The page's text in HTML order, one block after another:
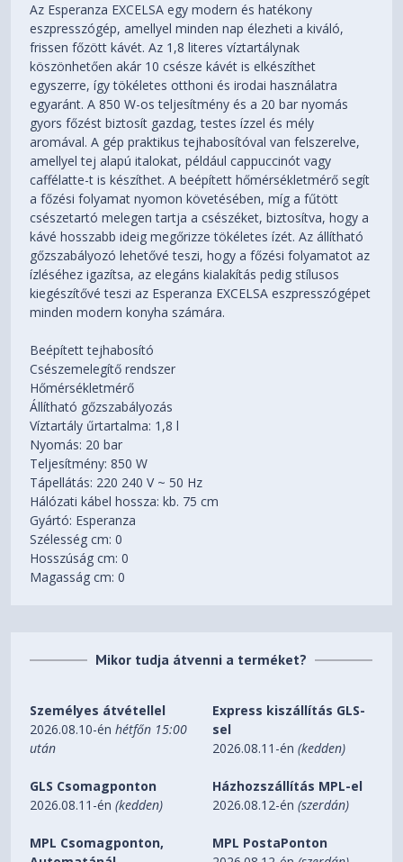
Az Esperanza EXCELSA egy modern és hatékony
eszpresszógép, amellyel minden nap élezheti a kiváló,
frissen főzött kávét. Az 1,8 literes víztartálynak
köszönhetően akár 10 csésze kávét is elkészíthet
egyszerre, így tökéletes otthoni és irodai használatra
egyaránt. A 850 W-os teljesítmény és a 20 bar nyomás
gyors főzést biztosít gazdag, testes ízzel és mély
aromával. A gép praktikus tejhabosítóval van felszerelve,
amellyel tej alapú italokat, például cappuccinót vagy
caffélatte-t is készíthet. A beépített hőmérsékletmérő segít
a főzési folyamat nyomon követésében, míg a fűtött
csészetartó melegen tartja a csészéket, biztosítva, hogy a
kávé hosszabb ideig megőrizze tökéletes ízét. Az állítható
gőzszabályozó lehetővé teszi, hogy a főzési folyamatot az
ízléséhez igazítsa, az elegáns kialakítás pedig stílusos
kiegészítővé teszi az Esperanza EXCELSA eszpresszógépet
minden modern konyha számára.
Beépített tejhabosító
Csészemelegítő rendszer
Hőmérsékletmérő
Állítható gőzszabályozás
Víztartály űrtartalma: 1,8 l
Nyomás: 20 bar
Teljesítmény: 850 W
Tápellátás: 220 240 V ~ 50 Hz
Hálózati kábel hossza: kb. 75 cm
Gyártó: Esperanza
Szélesség cm: 0
Hosszúság cm: 0
Magasság cm: 0
Mikor tudja átvenni a terméket?
Személyes átvétellel
2026.08.10-énhétfőn 15:00
után
Express kiszállítás GLS-
sel
2026.08.11-én(kedden)
GLS Csomagponton
2026.08.11-én(kedden)
Házhozszállítás MPL-el
2026.08.12-én(szerdán)
MPL Csomagponton,
MPL PostaPonton